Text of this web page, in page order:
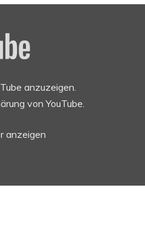
anzuzeigen.
von YouTube.
anzeigen